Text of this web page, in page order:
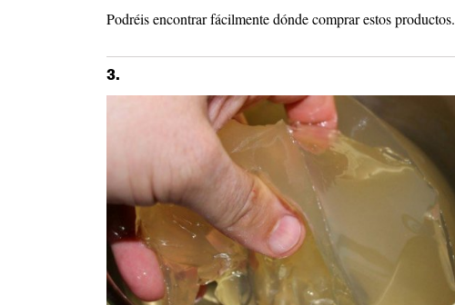
Podréis encontrar fácilmente dónde comprar estos productos.
3.